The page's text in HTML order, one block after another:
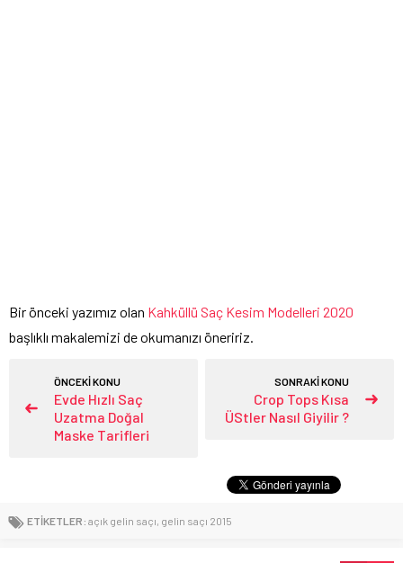
Bir önceki yazımız olan Kahküllü Saç Kesim Modelleri 2020
başlıklı makalemizi de okumanızı öneririz.
ÖNCEKİ KONU
Evde Hızlı Saç
Uzatma Doğal
Maske Tarifleri
SONRAKİ KONU
Crop Tops Kısa
ÜStler Nasıl Giyilir ?
ETİKETLER: açık gelin saçı, gelin saçı 2015